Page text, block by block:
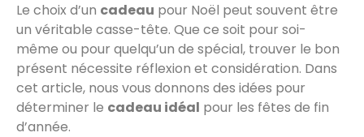
Le choix d’un cadeau pour Noël peut souvent être
un véritable casse-tête. Que ce soit pour soi-
même ou pour quelqu’un de spécial, trouver le bon
présent nécessite réflexion et considération. Dans
cet article, nous vous donnons des idées pour
déterminer le cadeau idéal pour les fêtes de fin
d’année.